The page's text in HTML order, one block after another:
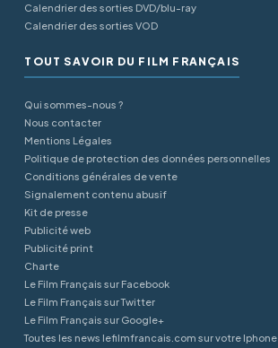
Calendrier des sorties DVD/blu-ray
Calendrier des sorties VOD
TOUT SAVOIR DU FILM FRANÇAIS
Qui sommes-nous ?
Nous contacter
Mentions Légales
Politique de protection des données personnelles
Conditions générales de vente
Signalement contenu abusif
Kit de presse
Publicité web
Publicité print
Charte
Le Film Français sur Facebook
Le Film Français sur Twitter
Le Film Français sur Google+
Toutes les news lefilmfrancais.com sur votre Iphone